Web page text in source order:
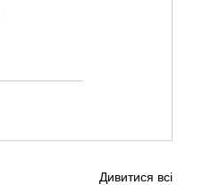
Дивитися всі